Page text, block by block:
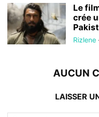
Le
crée
Rizlene
AUCUN
LAISSER